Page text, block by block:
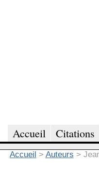
Accueil Citations
Accueil > Auteurs >